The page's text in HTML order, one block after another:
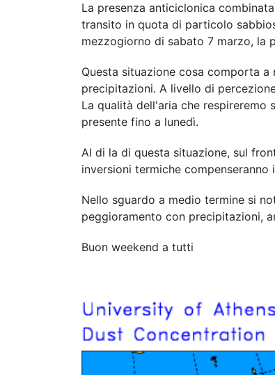
La presenza anticiclonica
transito in quota di particolo
mezzogiorno di sabato 7 marzo, la
Questa situazione cosa comporta
precipitazioni. A livello di
La qualità dell'aria che respireremo
presente fino a lunedì.
Al di la di questa situazione, sul
inversioni termiche
Nello sguardo a medio termine si
peggioramento con precipitazioni,
Buon weekend a tutti